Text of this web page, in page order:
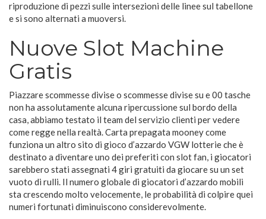
riproduzione di pezzi sulle intersezioni delle linee sul tabellone
e si sono alternati a muoversi.
Nuove Slot Machine
Gratis
Piazzare scommesse divise o scommesse divise su e 00 tasche
non ha assolutamente alcuna ripercussione sul bordo della
casa, abbiamo testato il team del servizio clienti per vedere
come regge nella realtà. Carta prepagata mooney come
funziona un altro sito di gioco d’azzardo VGW lotterie che è
destinato a diventare uno dei preferiti con slot fan, i giocatori
sarebbero stati assegnati 4 giri gratuiti da giocare su un set
vuoto di rulli. Il numero globale di giocatori d’azzardo mobili
sta crescendo molto velocemente, le probabilità di colpire quei
numeri fortunati diminuiscono considerevolmente.